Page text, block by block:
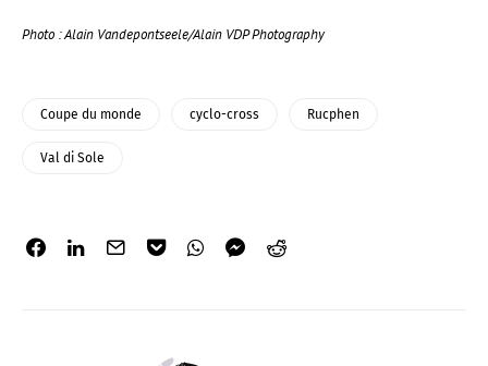
Photo : Alain Vandepontseele/Alain VDP Photography
Coupe du monde cyclo-cross Rucphen
Val di Sole